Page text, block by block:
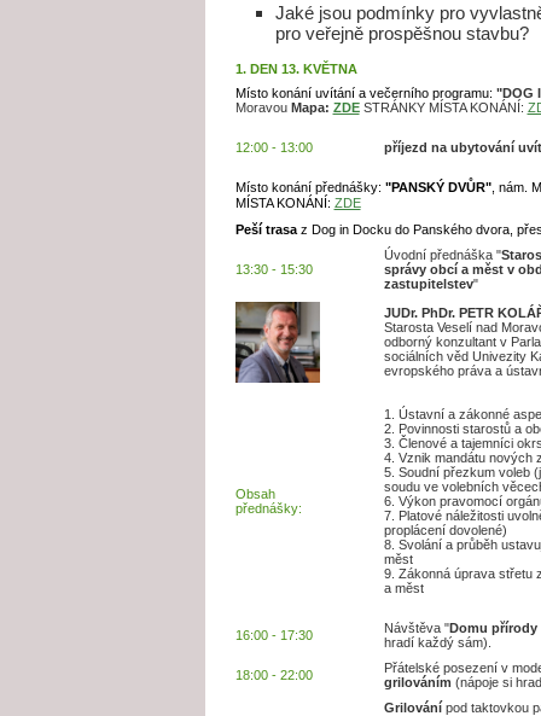
Jaké jsou podmínky pro
pro veřejně prospěšnou stavbu?
1. DEN 13. KVĚTNA
Místo konání uvítání a večerního programu: "DOG
Moravou Mapa: ZDE STRÁNKY MÍSTA KONÁNÍ:
12:00 - 13:00 příjezd na ubytování
Místo konání přednášky: "PANSKÝ DVŮR", nám.
MÍSTA KONÁNÍ: ZDE
Peší trasa z Dog in Docku do Panského dvora,
13:30 - 15:30
Úvodní přednáška "
správy obcí a měst v
zastupitelstev"
JUDr. PhDr. PETR
Starosta Veselí nad
odborný konzultant v
sociálních věd Univezity
evropského práva a
Obsah
přednášky:
1. Ústavní a zákonné
2. Povinnosti starostů a
3. Členové a tajemníci
4. Vznik mandátu nových
5. Soudní přezkum voleb
soudu ve volebních
6. Výkon pravomocí
7. Platové náležitosti
proplácení dovolené)
8. Svolání a průběh
měst
9. Zákonná úprava střetu
a měst
16:00 - 17:30 Návštěva "Domu přírody
hradí každý sám).
18:00 - 22:00
Přátelské posezení v
grilováním (nápoje si
Grilovánípod taktovkou